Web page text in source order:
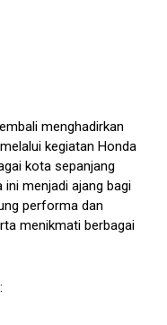
menghadirkan
kegiatan Honda
kota sepanjang
ini menjadi ajang bagi
performa dan
menikmati berbagai